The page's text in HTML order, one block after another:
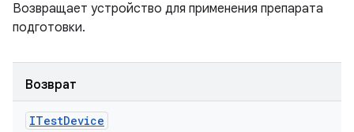
Возвращает устройство для применения препарата
подготовки.
Возврат
ITestDevice